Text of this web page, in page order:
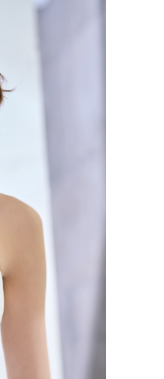
台灣大哥大進項蒐集、處理及利
需資料之確認、核對及更正。
：
)免運費